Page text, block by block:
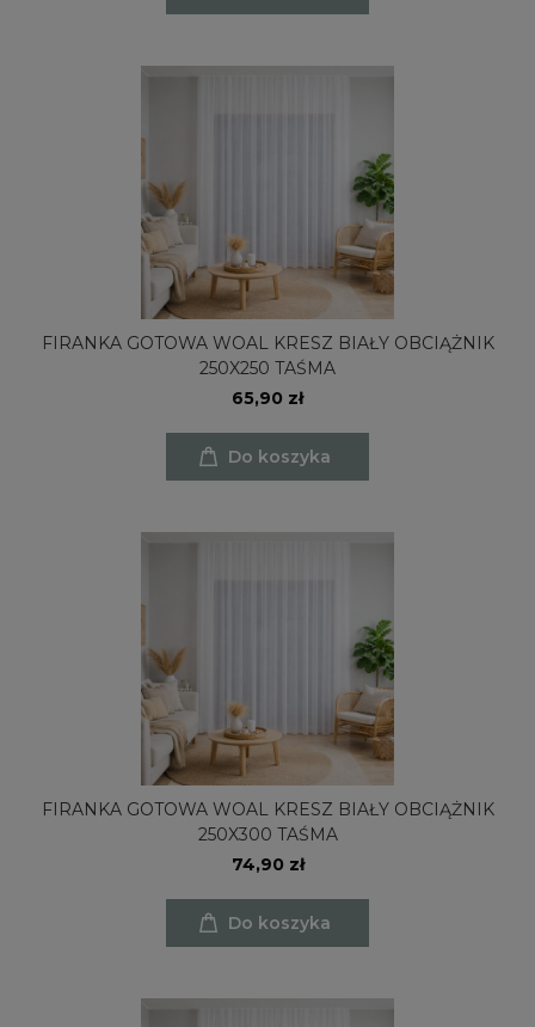
FIRANKA GOTOWA WOAL KRESZ BIAŁY OBCIĄŻNIK
250X250 TAŚMA
65,90 zł
Do koszyka
FIRANKA GOTOWA WOAL KRESZ BIAŁY OBCIĄŻNIK
250X300 TAŚMA
74,90 zł
Do koszyka